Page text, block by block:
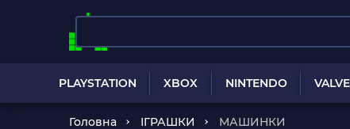
PLAYSTATION XBOX NINTENDO VALVE
Головна ІГРАШКИ МАШИНКИ